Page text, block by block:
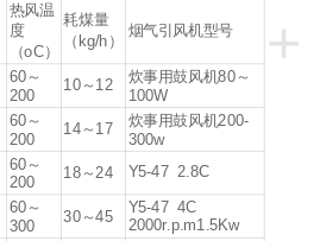
+
热风温
度
（oC）
耗煤量
（kg/h）
烟气引风机型号
60～
200
10～12
炊事用鼓风机80～
100W
60～
200
14～17
炊事用鼓风机200-
300w
60～
200
18～24 Y5-47 2.8C
60～
300
30～45
Y5-47 4C
2000r.p.m1.5Kw